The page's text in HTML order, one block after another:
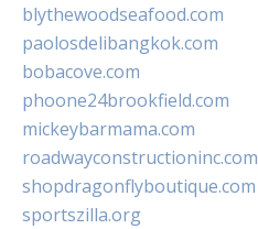
blythewoodseafood.com
paolosdelibangkok.com
bobacove.com
phoone24brookfield.com
mickeybarmama.com
roadwayconstructioninc.com
shopdragonflyboutique.com
sportszilla.org